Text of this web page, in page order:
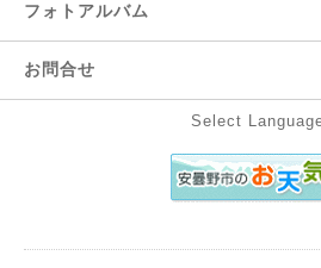
フォトアルバム
お問合せ
Select